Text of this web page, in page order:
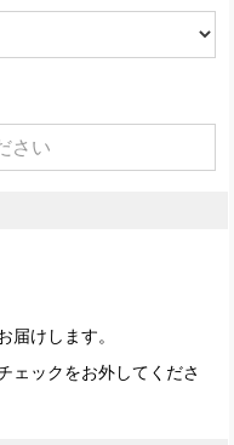
届けします。
ェックをお外してくださ